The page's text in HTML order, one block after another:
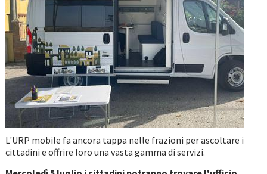
L'URP mobile fa ancora tappa nelle frazioni per ascoltare i
cittadini e offrire loro una vasta gamma di servizi.